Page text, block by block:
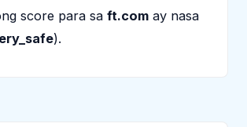
score para sa ft.com ay nasa
).